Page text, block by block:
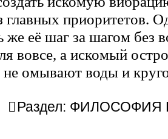
главных приоритетов.
же её шаг за шагом
вовсе, а искомый
омывают воды и
Раздел: ФИЛОСОФИЯ